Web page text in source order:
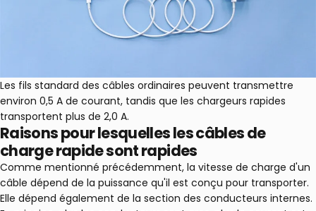
Les fils standard des câbles ordinaires peuvent transmettre
environ 0,5 A de courant, tandis que les chargeurs rapides
transportent plus de 2,0 A.
Raisons pour lesquelles les câbles de
charge rapide sont rapides
Comme mentionné précédemment, la vitesse de charge d'un
câble dépend de la puissance qu'il est conçu pour transporter.
Elle dépend également de la section des conducteurs internes.